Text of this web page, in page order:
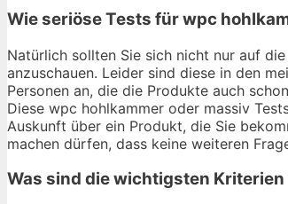
Wie seriöse Tests für wpc
Natürlich sollten Sie sich nicht nur auf
anzuschauen. Leider sind diese in den
Personen an, die die Produkte auch
Diese wpc hohlkammer oder massiv
Auskunft über ein Produkt, die Sie
machen dürfen, dass keine weiteren
Was sind die wichtigsten